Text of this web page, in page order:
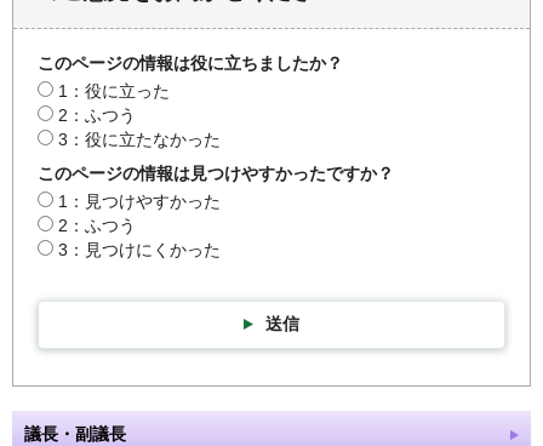
このページの情報は役に立ちましたか？
1：役に立った
2：ふつう
3：役に立たなかった
このページの情報は見つけやすかったですか？
1：見つけやすかった
2：ふつう
3：見つけにくかった
送信
議長・副議長